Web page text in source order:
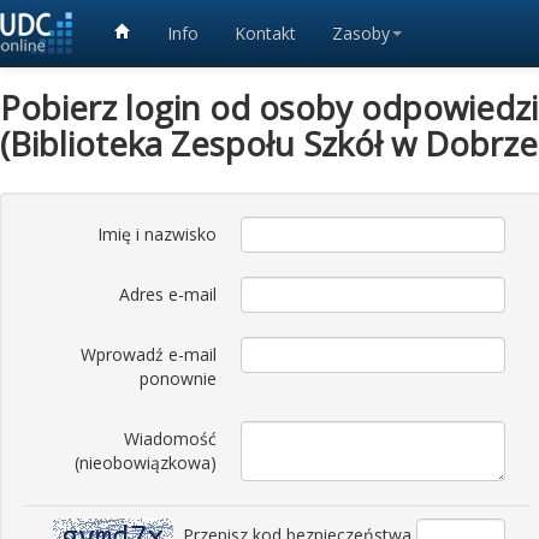
Info Kontakt Zasoby
Pobierz login od osoby
(Biblioteka Zespołu Szkół w
Imię i nazwisko
Adres e-mail
Wprowadź e-mail
ponownie
Wiadomość
(nieobowiązkowa)